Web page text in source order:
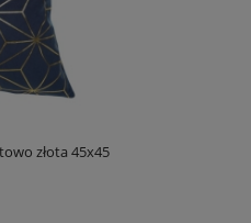
złota 45x45